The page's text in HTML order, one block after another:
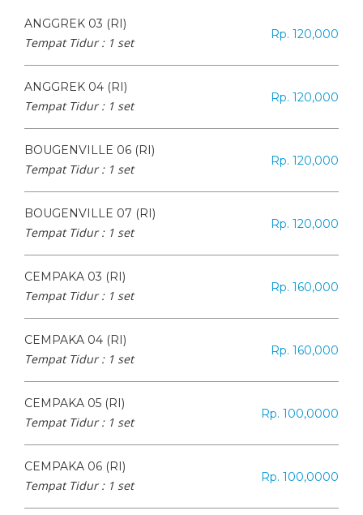
ANGGREK 03 (RI)
Tempat Tidur : 1 set
Rp. 120,000
ANGGREK 04 (RI)
Tempat Tidur : 1 set
Rp. 120,000
BOUGENVILLE 06 (RI)
Tempat Tidur : 1 set
Rp. 120,000
BOUGENVILLE 07 (RI)
Tempat Tidur : 1 set
Rp. 120,000
CEMPAKA 03 (RI)
Tempat Tidur : 1 set
Rp. 160,000
CEMPAKA 04 (RI)
Tempat Tidur : 1 set
Rp. 160,000
CEMPAKA 05 (RI)
Tempat Tidur : 1 set
Rp. 100,0000
CEMPAKA 06 (RI)
Tempat Tidur : 1 set
Rp. 100,0000